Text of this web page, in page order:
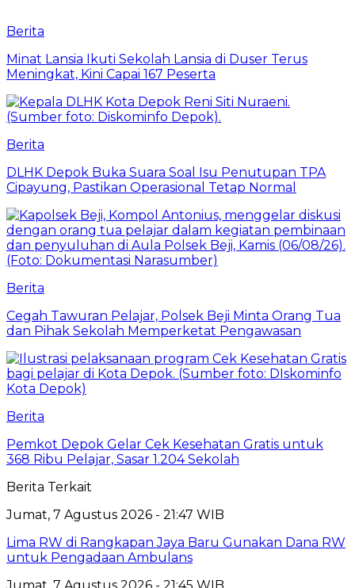
Berita
Minat Lansia Ikuti Sekolah Lansia di Duser Terus
Meningkat, Kini Capai 167 Peserta
Berita
DLHK Depok Buka Suara Soal Isu Penutupan TPA
Cipayung, Pastikan Operasional Tetap Normal
Berita
Cegah Tawuran Pelajar, Polsek Beji Minta Orang Tua
dan Pihak Sekolah Memperketat Pengawasan
Berita
Pemkot Depok Gelar Cek Kesehatan Gratis untuk
368 Ribu Pelajar, Sasar 1.204 Sekolah
Berita Terkait
Jumat, 7 Agustus 2026 - 21:47 WIB
Lima RW di Rangkapan Jaya Baru Gunakan Dana RW
untuk Pengadaan Ambulans